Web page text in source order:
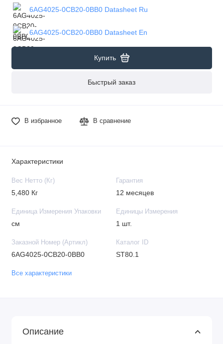
6AG4025-0CB20-0BB0 Datasheet Ru
6AG4025-0CB20-0BB0 Datasheet En
Купить
Быстрый заказ
В избранное В сравнение
Характеристики
Вес Нетто (Кг)
5,480 Кг
Гарантия
12 месяцев
Единица Измерения Упаковки
см
Единицы Измерения
1 шт.
Заказной Номер (Артикл)
6AG4025-0CB20-0BB0
Каталог ID
ST80.1
Все характеристики
Описание